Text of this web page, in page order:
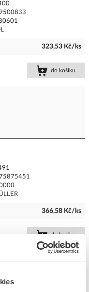
323,53 Kč/ks
do košíku
366,58 Kč/ks
do košíku